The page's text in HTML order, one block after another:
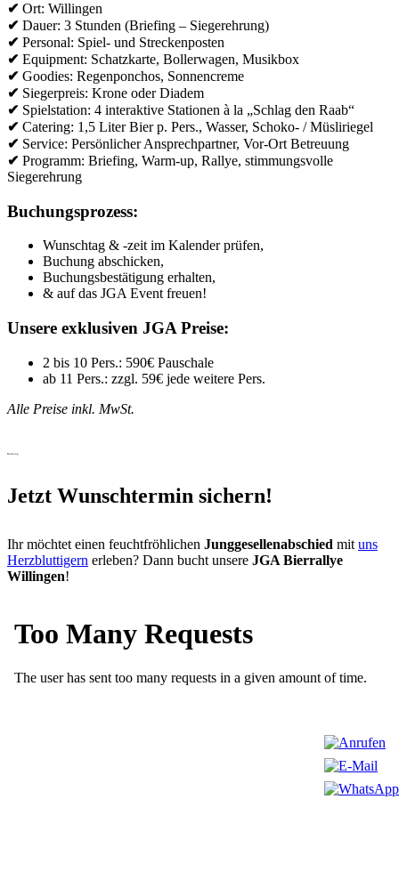
✔ Ort: Willingen
✔ Dauer: 3 Stunden (Briefing – Siegerehrung)
✔ Personal: Spiel- und Streckenposten
✔ Equipment: Schatzkarte, Bollerwagen, Musikbox
✔ Goodies: Regenponchos, Sonnencreme
✔ Siegerpreis: Krone oder Diadem
✔ Spielstation: 4 interaktive Stationen à la „Schlag den Raab“
✔ Catering: 1,5 Liter Bier p. Pers., Wasser, Schoko- / Müsliriegel
✔ Service: Persönlicher Ansprechpartner, Vor-Ort Betreuung
✔ Programm: Briefing, Warm-up, Rallye, stimmungsvolle
Siegerehrung
Buchungsprozess:
Wunschtag & -zeit im Kalender prüfen,
Buchung abschicken,
Buchungsbestätigung erhalten,
& auf das JGA Event freuen!
Unsere exklusiven JGA Preise:
2 bis 10 Pers.: 590€ Pauschale
ab 11 Pers.: zzgl. 59€ jede weitere Pers.
Alle Preise inkl. MwSt.
Buchung
Jetzt Wunschtermin sichern!
Ihr möchtet einen feuchtfröhlichen Junggesellenabschied mit uns
Herzbluttigern erleben? Dann bucht unsere JGA Bierrallye
Willingen!